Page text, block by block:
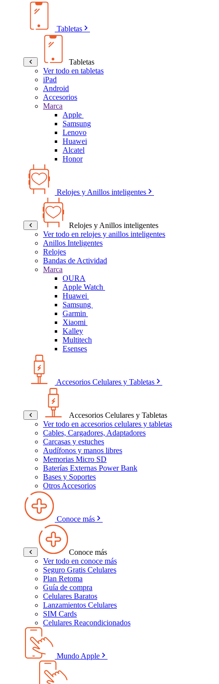
Tabletas
Tabletas
Ver todo en tabletas
iPad
Android
Accesorios
Marca
Apple
Samsung
Lenovo
Huawei
Alcatel
Honor
Relojes y Anillos inteligentes
Relojes y Anillos inteligentes
Ver todo en relojes y anillos inteligentes
Anillos Inteligentes
Relojes
Bandas de Actividad
Marca
OURA
Apple Watch
Huawei
Samsung
Garmin
Xiaomi
Kalley
Multitech
Esenses
Accesorios Celulares y Tabletas
Accesorios Celulares y Tabletas
Ver todo en accesorios celulares y tabletas
Cables, Cargadores, Adaptadores
Carcasas y estuches
Audífonos y manos libres
Memorias Micro SD
Baterías Externas Power Bank
Bases y Soportes
Otros Accesorios
Conoce más
Conoce más
Ver todo en conoce más
Seguro Gratis Celulares
Plan Retoma
Guía de compra
Celulares Baratos
Lanzamientos Celulares
SIM Cards
Celulares Reacondicionados
Mundo Apple